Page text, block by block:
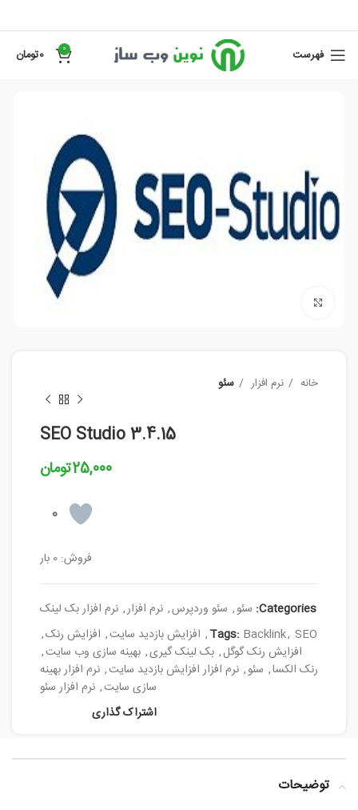
فهرست 0
0تومان
خانه نرم افزار سئو
SEO Studio 3.4.15
25,000تومان
0
فروش: 0 بار
Categories: سئو, سئو وردپرس, نرم افزار, نرم افزار بک لینک
Tags: Backlink, SEO
, افزایش بازدید سایت, افزایش رنک,
افزایش رنک گوگل, بک لینک گیری, بهینه سازی وب سایت,
رنک الکسا, سئو, نرم افزار افزایش بازدید سایت, نرم افزار بهینه
سازی سایت, نرم افزار سئو
اشتراک گذاری
توضیحات